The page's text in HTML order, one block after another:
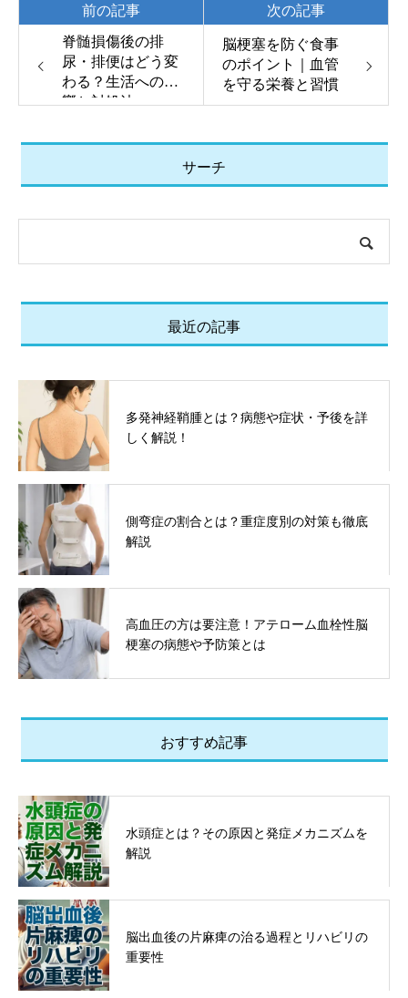
脊髄損傷後の排
尿・排便はどう変
わる？生活への影
響と対処法
前の記事
脳梗塞を防ぐ食事
のポイント｜血管
を守る栄養と習慣
次の記事
サーチ
最近の記事
多発神経鞘腫とは？病態や症状・予後を詳
しく解説！
側弯症の割合とは？重症度別の対策も徹底
解説
高血圧の方は要注意！アテローム血栓性脳
梗塞の病態や予防策とは
おすすめ記事
水頭症とは？その原因と発症メカニズムを
解説
脳出血後の片麻痺の治る過程とリハビリの
重要性